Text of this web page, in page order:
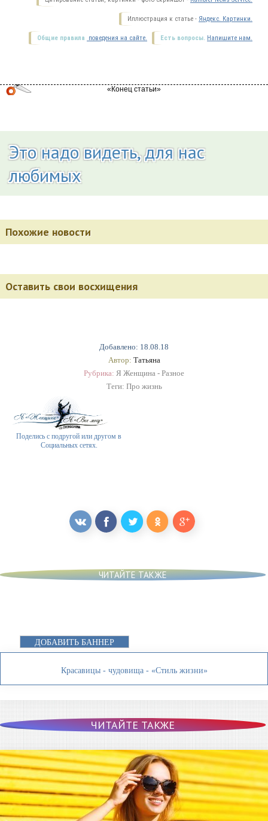
Добавлено: 18.08.18
Автор: Татьяна
Рубрика: Я Женщина - Разное
Теги: Про жизнь
Поделись с подругой или другом в
Социальных сетях.
Иллюстрация к статье - Яндекс. Картинки.
Есть вопросы. Напишите нам.
Общие правила поведения на сайте.
Это надо видеть, для нас
любимых
Похожие новости
Оставить свои восхищения
ЧИТАЙТЕ ТАКЖЕ
ДОБАВИТЬ БАННЕР
Красавицы - чудовища - «Стиль жизни»
ЧИТАЙТЕ ТАКЖЕ